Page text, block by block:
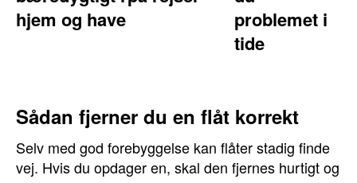
hjem og have
problemet i
tide
Sådan fjerner du en flåt korrekt
Selv med god forebyggelse kan flåter stadig finde
vej. Hvis du opdager en, skal den fjernes hurtigt og